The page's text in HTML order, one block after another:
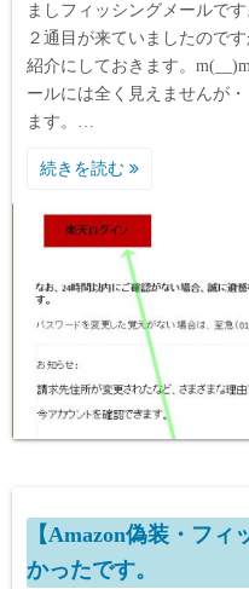
ましフィッシングメールで
２通目が来ていましたので
紹介にしておきます。
ールには全く見えませんが
ます。…
続きを読む
【Amazon偽装・フ
かったです。